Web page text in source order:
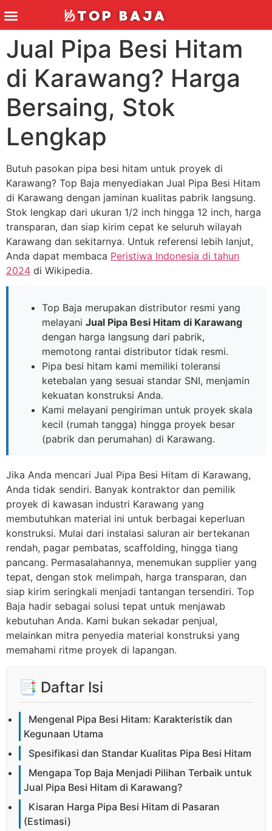
Jual Pipa Besi Hitam
di Karawang? Harga
Bersaing, Stok
Lengkap
Butuh pasokan pipa besi hitam untuk proyek di
Karawang? Top Baja menyediakan Jual Pipa Besi Hitam
di Karawang dengan jaminan kualitas pabrik langsung.
Stok lengkap dari ukuran 1/2 inch hingga 12 inch, harga
transparan, dan siap kirim cepat ke seluruh wilayah
Karawang dan sekitarnya. Untuk referensi lebih lanjut,
Anda dapat membaca Peristiwa Indonesia di tahun
2024 di Wikipedia.
Top Baja merupakan distributor resmi yang
melayani Jual Pipa Besi Hitam di Karawang
dengan harga langsung dari pabrik,
memotong rantai distributor tidak resmi.
Pipa besi hitam kami memiliki toleransi
ketebalan yang sesuai standar SNI, menjamin
kekuatan konstruksi Anda.
Kami melayani pengiriman untuk proyek skala
kecil (rumah tangga) hingga proyek besar
(pabrik dan perumahan) di Karawang.
Jika Anda mencari Jual Pipa Besi Hitam di Karawang,
Anda tidak sendiri. Banyak kontraktor dan pemilik
proyek di kawasan industri Karawang yang
membutuhkan material ini untuk berbagai keperluan
konstruksi. Mulai dari instalasi saluran air bertekanan
rendah, pagar pembatas, scaffolding, hingga tiang
pancang. Permasalahannya, menemukan supplier yang
tepat, dengan stok melimpah, harga transparan, dan
siap kirim seringkali menjadi tantangan tersendiri. Top
Baja hadir sebagai solusi tepat untuk menjawab
kebutuhan Anda. Kami bukan sekadar penjual,
melainkan mitra penyedia material konstruksi yang
memahami ritme proyek di lapangan.
📑 Daftar Isi
Mengenal Pipa Besi Hitam: Karakteristik dan
Kegunaan Utama
Spesifikasi dan Standar Kualitas Pipa Besi Hitam
Mengapa Top Baja Menjadi Pilihan Terbaik untuk
Jual Pipa Besi Hitam di Karawang?
Kisaran Harga Pipa Besi Hitam di Pasaran
(Estimasi)